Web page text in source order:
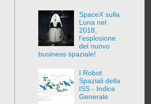
SpaceX sulla
Luna nel
2018,
l'esplosione
del nuovo
business spaziale!
I Robot
Spaziali della
ISS - Indice
Generale